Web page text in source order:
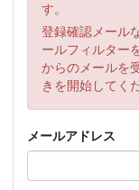
す。
登録確認メール
ールフィルター
からのメールを
きを開始してく
メールアドレス